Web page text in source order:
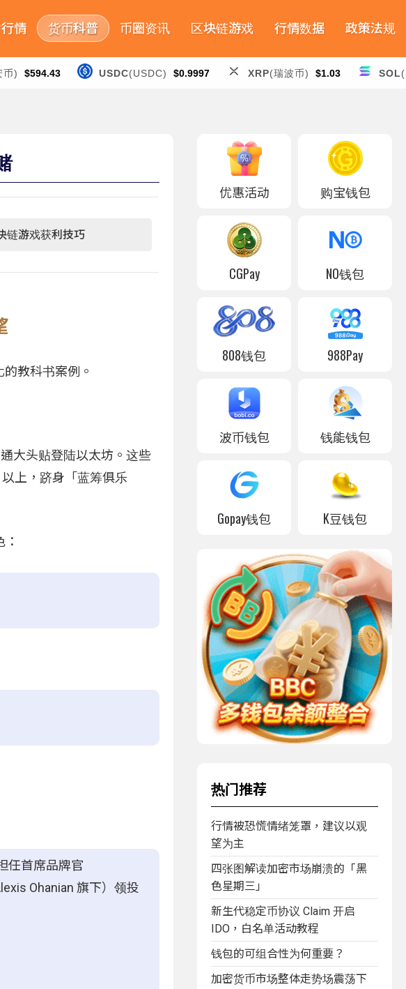
情 货币科普 币圈资讯 区块链游戏 行情数据 政策法规
币) $594.43 USDC(USDC) $0.9997 XRP(瑞波币) $1.03 SOL
链游戏获利技巧
教科书案例。
大头贴登陆以太坊。这些
上，跻身「蓝筹俱乐
任首席品牌官
Ohanian 旗下）领投
优惠活动 购宝钱包
CGPay NO钱包
808钱包 988Pay
波币钱包 钱能钱包
Gopay钱包 K豆钱包
热门推荐
行情被恐慌情绪笼罩，建议以观
望为主
四张图解读加密市场崩溃的「黑
色星期三」
新生代稳定币协议 Claim 开启
IDO，白名单活动教程
钱包的可组合性为何重要？
加密货币市场整体走势场震荡下